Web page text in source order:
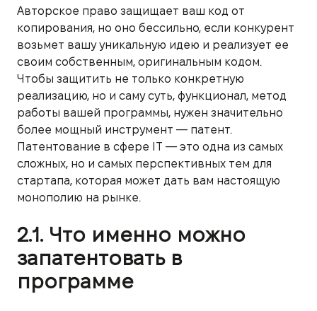
Авторское право защищает ваш код от
копирования, но оно бессильно, если конкурент
возьмет вашу уникальную идею и реализует ее
своим собственным, оригинальным кодом.
Чтобы защитить не только конкретную
реализацию, но и саму суть, функционал, метод
работы вашей программы, нужен значительно
более мощный инструмент — патент.
Патентование в сфере IT — это одна из самых
сложных, но и самых перспективных тем для
стартапа, которая может дать вам настоящую
монополию на рынке.
2.1. Что именно можно
запатентовать в
программе